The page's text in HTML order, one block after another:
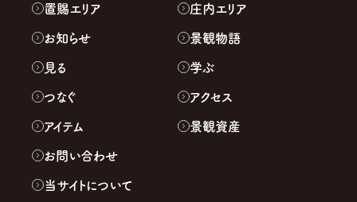
置賜エリア 庄内エリア
お知らせ 景観物語
見る 学ぶ
つなぐ アクセス
アイテム 景観資産
お問い合わせ
当サイトについて